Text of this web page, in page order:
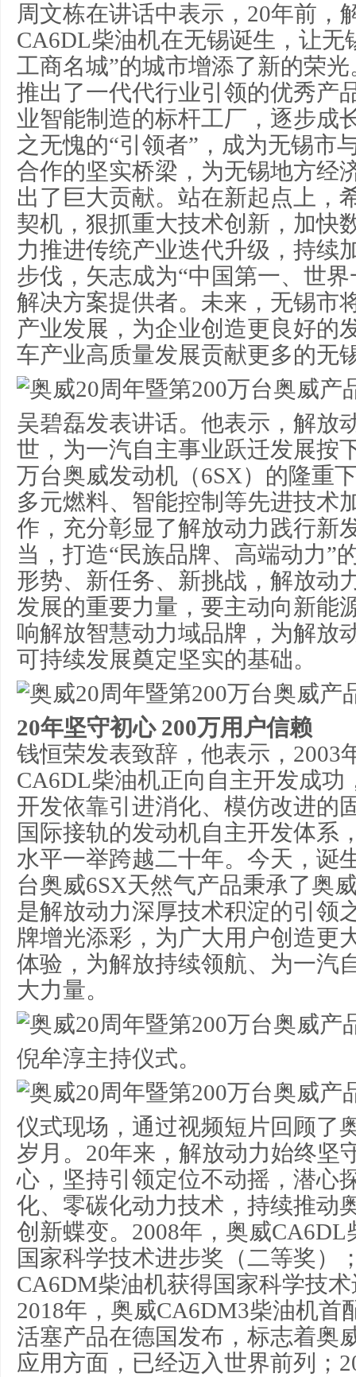
周文栋在讲话中表示，20年前，
CA6DL柴油机在无锡诞生，让无
工商名城”的城市增添了新的荣
推出了一代代行业引领的优秀产
业智能制造的标杆工厂，逐步成
之无愧的“引领者”，成为无锡市
合作的坚实桥梁，为无锡地方经
出了巨大贡献。站在新起点上，
契机，狠抓重大技术创新，加快
力推进传统产业迭代升级，持续
步伐，矢志成为“中国第一、世
解决方案提供者。未来，无锡市
产业发展，为企业创造更良好的
车产业高质量发展贡献更多的无
吴碧磊发表讲话。他表示，解放
世，为一汽自主事业跃迁发展按
万台奥威发动机（6SX）的隆重
多元燃料、智能控制等先进技术
作，充分彰显了解放动力践行新
当，打造“民族品牌、高端动力”
形势、新任务、新挑战，解放动
发展的重要力量，要主动向新能
响解放智慧动力域品牌，为解放
可持续发展奠定坚实的基础。
20年坚守初心 200万用户信赖
钱恒荣发表致辞，他表示，2003
CA6DL柴油机正向自主开发成功
开发依靠引进消化、模仿改进的
国际接轨的发动机自主开发体系
水平一举跨越二十年。今天，诞
台奥威6SX天然气产品秉承了奥
是解放动力深厚技术积淀的引领
牌增光添彩，为广大用户创造更
体验，为解放持续领航、为一汽
大力量。
倪牟淳主持仪式。
仪式现场，通过视频短片回顾了
岁月。20年来，解放动力始终坚
心，坚持引领定位不动摇，潜心
化、零碳化动力技术，持续推动
创新蝶变。2008年，奥威
国家科学技术进步奖（二等奖）
CA6DM柴油机获得国家科学技
2018年，奥威CA6DM3柴油机首
活塞产品在德国发布，标志着奥
应用方面，已经迈入世界前列；